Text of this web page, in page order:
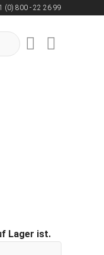
(0) 800 - 22 26 99
Lager ist.